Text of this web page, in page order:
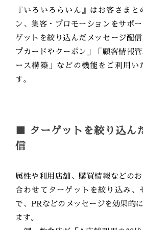
『いろいろらいん』はお客さまと
ン、集客・プロモーションをサポ
ゲットを絞り込んだメッセージ配
プカードやクーポン」「顧客情報
ース構築」などの機能をご利用い
す。
■ ターゲットを絞り込ん
信
属性や利用店舗、購買情報などの
合わせてターゲットを絞り込み、
で、PRなどのメッセージを効果的
ます。